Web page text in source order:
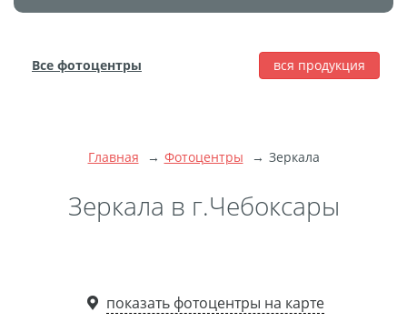
Все фотоцентры
печать
Фото на холсте с
Модульные картины
вся продукция
Главная Фотоцентры Зеркала
Зеркала в г.Чебоксары
показать фотоцентры на карте